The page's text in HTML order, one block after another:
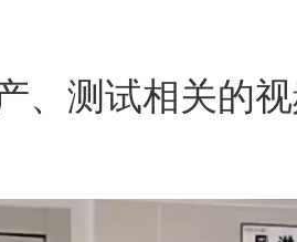
、测试相关的